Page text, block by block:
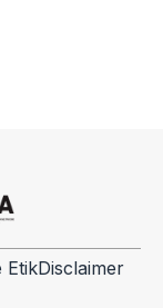
EtikDisclaimer